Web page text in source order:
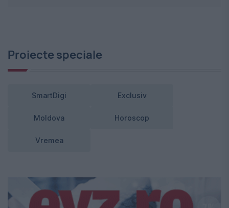
Proiecte speciale
SmartDigi Exclusiv
Moldova Horoscop
Vremea